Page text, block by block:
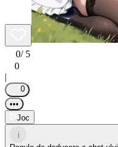
0/ 5
0
|
0
•••
Joc
i